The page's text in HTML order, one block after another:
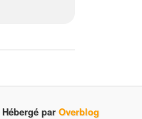
Hébergé par Overblog